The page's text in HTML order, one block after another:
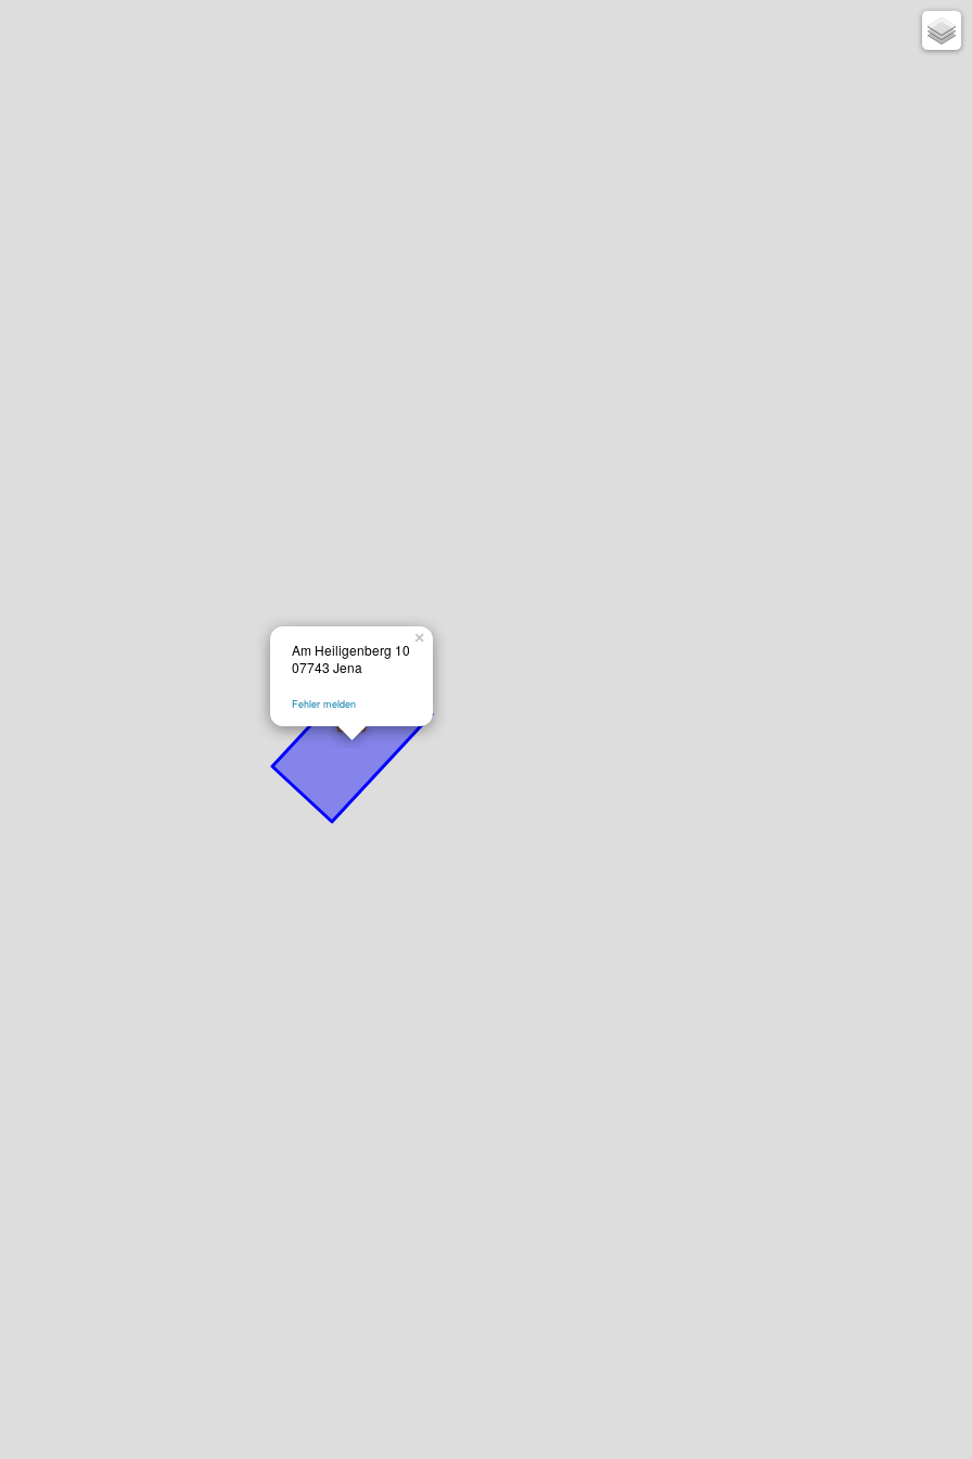
×
Am Heiligenberg 10
07743 Jena
Fehler melden